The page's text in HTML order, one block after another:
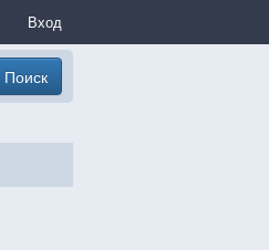
Вход
Поиск